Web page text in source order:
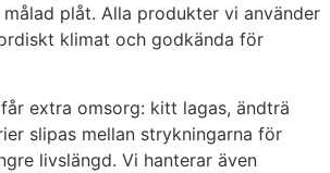
plåt. Alla produkter vi använder
klimat och godkända för
extra omsorg: kitt lagas, ändträ
slipas mellan strykningarna för
livslängd. Vi hanterar även